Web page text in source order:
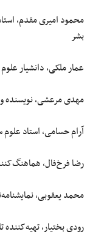
محمود امیری مقدم،‌
بشر
عمار ملکی، دانشیار
مهدی مرعشی، نویسنده و
آرام حسامی، استاد
رضا فرخ‌فال،
محمد یعقوبی،
رودی بختیار، تهیه‌کننده